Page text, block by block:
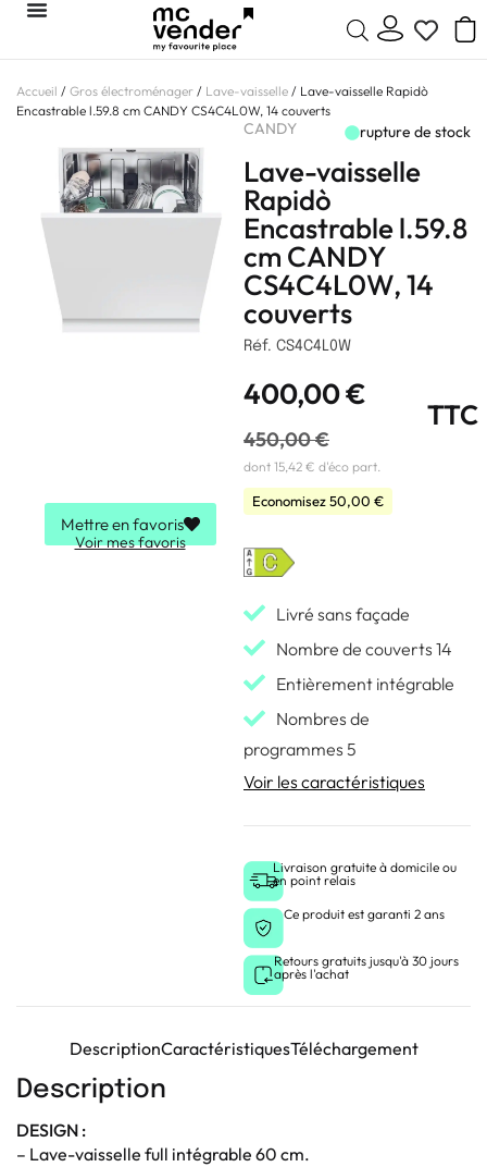
Accueil / Gros électroménager / Lave-vaisselle / Lave-vaisselle Rapidò
Encastrable l.59.8 cm CANDY CS4C4L0W, 14 couverts
Mettre en favoris
Voir mes favoris
CANDY rupture de stock
Lave-vaisselle
Rapidò
Encastrable l.59.8
cm CANDY
CS4C4L0W, 14
couverts
Réf. CS4C4L0W
400,00€
450,00€
TTC
dont 15,42 € d'éco part.
Economisez50,00 €
Livré sans façade
Nombre de couverts 14
Entièrement intégrable
Nombres de
programmes 5
Voir les caractéristiques
Livraison gratuite à domicile ou
en point relais
Ce produit est garanti 2 ans
Retours gratuits jusqu'à 30 jours
après l'achat
DescriptionCaractéristiquesTéléchargement
Description
DESIGN :
– Lave-vaisselle full intégrable 60 cm.